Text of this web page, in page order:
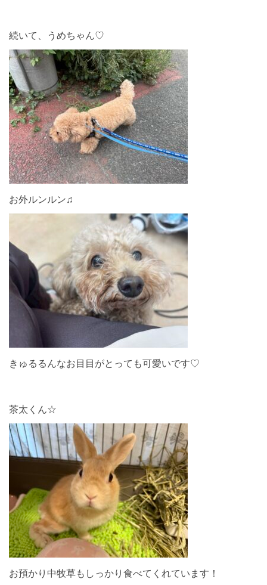
続いて、うめちゃん♡
お外ルンルン♫
きゅるるんなお目目がとっても可愛いです♡
茶太くん☆
お預かり中牧草もしっかり食べてくれています！